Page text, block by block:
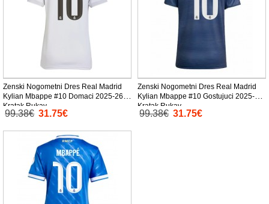
Zenski Nogometni Dres Real Madrid
Kylian Mbappe #10 Domaci 2025-26
Kratak Rukav
99.38€ 31.75€
Zenski Nogometni Dres Real Madrid
Kylian Mbappe #10 Gostujuci 2025-26
Kratak Rukav
99.38€ 31.75€